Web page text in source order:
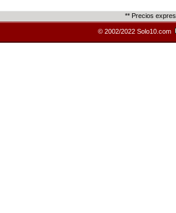
** Precios
© 2002/2022 Solo10.com